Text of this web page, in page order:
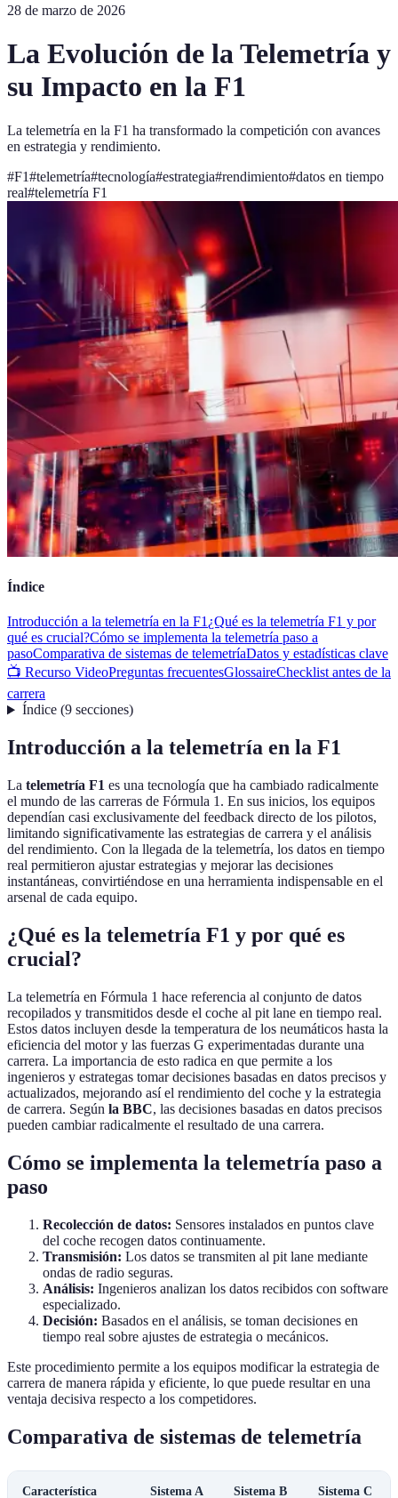
28 de marzo de 2026
La Evolución de la Telemetría y
su Impacto en la F1
La telemetría en la F1 ha transformado la competición con avances
en estrategia y rendimiento.
#F1#telemetría#tecnología#estrategia#rendimiento#datos en tiempo
real#telemetría F1
Índice
Introducción a la telemetría en la F1¿Qué es la telemetría F1 y por
qué es crucial?Cómo se implementa la telemetría paso a
pasoComparativa de sistemas de telemetríaDatos y estadísticas clave
📺 Recurso VideoPreguntas frecuentesGlossaireChecklist antes de la
carrera
Índice(9 secciones)
Introducción a la telemetría en la F1
La telemetría F1 es una tecnología que ha cambiado radicalmente
el mundo de las carreras de Fórmula 1. En sus inicios, los equipos
dependían casi exclusivamente del feedback directo de los pilotos,
limitando significativamente las estrategias de carrera y el análisis
del rendimiento. Con la llegada de la telemetría, los datos en tiempo
real permitieron ajustar estrategias y mejorar las decisiones
instantáneas, convirtiéndose en una herramienta indispensable en el
arsenal de cada equipo.
¿Qué es la telemetría F1 y por qué es
crucial?
La telemetría en Fórmula 1 hace referencia al conjunto de datos
recopilados y transmitidos desde el coche al pit lane en tiempo real.
Estos datos incluyen desde la temperatura de los neumáticos hasta la
eficiencia del motor y las fuerzas G experimentadas durante una
carrera. La importancia de esto radica en que permite a los
ingenieros y estrategas tomar decisiones basadas en datos precisos y
actualizados, mejorando así el rendimiento del coche y la estrategia
de carrera. Según la BBC, las decisiones basadas en datos precisos
pueden cambiar radicalmente el resultado de una carrera.
Cómo se implementa la telemetría paso a
paso
Recolección de datos: Sensores instalados en puntos clave
del coche recogen datos continuamente.
Transmisión: Los datos se transmiten al pit lane mediante
ondas de radio seguras.
Análisis: Ingenieros analizan los datos recibidos con software
especializado.
Decisión: Basados en el análisis, se toman decisiones en
tiempo real sobre ajustes de estrategia o mecánicos.
Este procedimiento permite a los equipos modificar la estrategia de
carrera de manera rápida y eficiente, lo que puede resultar en una
ventaja decisiva respecto a los competidores.
Comparativa de sistemas de telemetría
Característica Sistema A Sistema B Sistema C